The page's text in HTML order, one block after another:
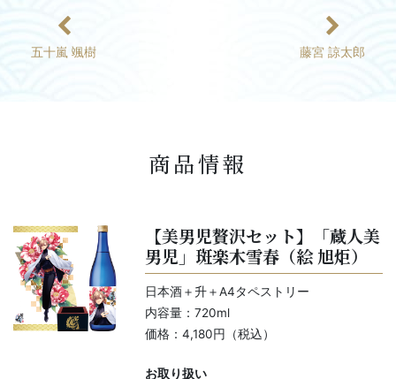
五十嵐 颯樹 藤宮 諒太郎
商品情報
【美男児贅沢セット】「蔵人美
男児」斑楽木雪春（絵 旭炬）
日本酒＋升＋A4タペストリー
内容量：720ml
価格：4,180円（税込）
お取り扱い